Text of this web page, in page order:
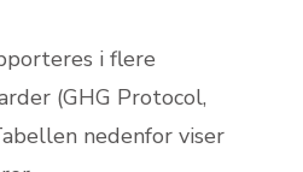
i flere
(GHG Protocol,
nedenfor viser